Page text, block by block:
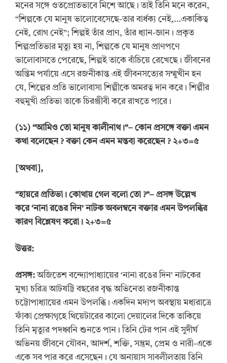
মনের সঙ্গে ওতপ্রোতভাবে মিশে আছে। তাই তিনি মনে করেন,
“শিল্পকে যে মানুষ ভালোবেসেছে-তার বার্ধক্য নেই,…একাকিত্ব
নেই, রোগ নেই”; শিল্পই তাঁর প্রাণ, তাঁর ধ্যান-জ্ঞান। প্রকৃত
শিল্পপ্রতিভার মৃত্যু হয় না, শিল্পকে যে মানুষ প্রাণপণে
ভালোবাসতে পেরেছে, শিল্পই তাকে বাঁচিয়ে রেখেছে। জীবনের
অন্তিম পর্যায়ে এসে রজনীকান্ত এই জীবনসত্যের সম্মুখীন হন
যে, শিল্পের প্রতি ভালোবাসা শিল্পীকে অমরত্ব দান করে। শিল্পীর
বহুমুখী প্রতিভা তাকে চিরঞ্জীবী করে রাখতে পারে।
(১১) “আমিও তো মানুষ কালীনাথ।“– কোন প্রসঙ্গে বক্তা এমন
কথা বলেছেন ? বক্তা কেন এমন মন্তব্য করেছেন ? ২+৩=৫
[অথবা ,
“হায়রে প্রতিভা। কোথায় গেল বলো তো ?”– প্রসঙ্গ উল্লেখ
করে ‘নানা রঙের দিন’ নাটক অবলম্বনে বক্তার এমন উপলব্ধির
কারণ বিশ্লেষণ করো। ২+৩=৫
উত্তর:
প্রসঙ্গ: অজিতেশ বন্দ্যোপাধ্যায়ের ‘নানা রঙের দিন’ নাটকের
মুখ্য চরিত্র আটষট্টি বছরের বৃদ্ধ অভিনেতা রজনীকান্ত
চট্টোপাধ্যায়ের এমন উপলব্ধি। একদিন মদ্যপ অবস্থায় মধ্যরাত্রে
ফাঁকা প্রেক্ষাগৃহে থিয়েটারের কালো দেয়ালের দিকে তাকিয়ে
তিনি মৃত্যুর পদধ্বনি শুনতে পান। তিনি টের পান এই সুদীর্ঘ
অভিনয় জীবনে যৌবন, আদর্শ, শক্তি, সম্ভ্রম, প্রেম ও নারী-একে
একে সব পার করে এসেছেন। যে অনায়াস সাবলীলতায় তিনি